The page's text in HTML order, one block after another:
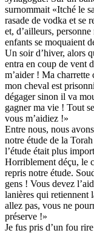
surnommait «Itché le
rasade de vodka et se
et, d’ailleurs,
enfants se moquaient
Un soir d’hiver, alors
entra en coup de vent
m’aider ! Ma charrette
mon cheval est
dégager sinon il va
gagner ma vie ! Tout
vous m’aidiez !»
Entre nous, nous
notre étude de la
l’étude était plus
Horriblement déçu, le
repris notre étude.
gens ! Vous devez
lanières qui retiennent
allez pas, vous ne
préserve !»
Je fus pris d’un fou